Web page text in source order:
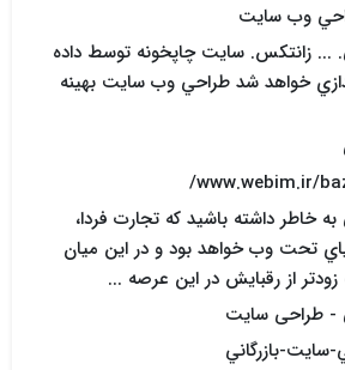
... زانتکس. سايت چاپخونه توسط داده
خواهد شد طراحي وب سايت بهينه
www.webim.ir/
خاطر داشته باشيد که تجارت فردا،
تحت وب خواهد بود و در اين ميان
از رقبايش در اين عرصه ...
- طراحی سایت